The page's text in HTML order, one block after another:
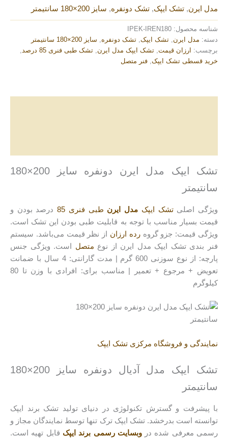
مدل ایرن, تشک ایپک, تشک دونفره, سایز 200×180 سانتیمتر
شناسه محصول: IPEK-IREN180
دسته: مدل ایرن, تشک ایپک, تشک دونفره, سایز 200×180 سانتیمتر
برچسب: ارزان قیمت, تشک ایپک مدل ایرن, تشک طبی فنری 85 درصد
,
خرید قسطی تشک ایپک, فنر متصل
تشک ایپک مدل ایرن دونفره سایز 200×180
سانتیمتر
ویژگی اصلیتشک ایپک مدل ایرن طبی فنری 85
درصد بودن و
قیمت بسیار مناسب با توجه به قابلیت طبی بودن این تشک است.
ویژگی قیمت: جزو گروهرده ارزان از نظر قیمت می‌باشد. سیستم
فنر بندی تشک ایپک مدل ایرن از نوع متصل
است. ویژگی جنس
پارچه: از نوع سوزنی 600 گرم | مدت گارانتی: 4 سال با ضمانت
تعویض + مرجوع + تعمیر | مناسب برای: افرادی با وزن تا 80
کیلوگرم
نمایندگی و فروشگاه مرکزی تشک ایپک
تشک ایپک مدل آدیال دونفره سایز 200×180
سانتیمتر
با پیشرفت و گسترش تکنولوژی در دنیای تولید تشک برند ایپک
توانسته است بدرخشد. تشک ایپک ترک تنها توسط نمایندگان مجاز و
رسمی معرفی شده دروبسایت رسمی برند ایپک قابل تهیه است.